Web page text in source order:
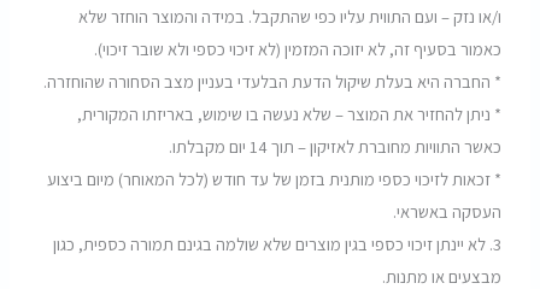
ו/או נזק – ועם התווית עליו כפי שהתקבל. במידה והמוצר הוחזר שלא
כאמור בסעיף זה, לא יזוכה המזמין (לא זיכוי כספי ולא שובר זיכוי).
* החברה היא בעלת שיקול הדעת הבלעדי בעניין מצב הסחורה שהוחזרה.
* ניתן להחזיר את המוצר – שלא נעשה בו שימוש, באריזתו המקורית,
כאשר התוויות מחוברת לאזיקון – תוך 14 יום מקבלתו
.
*זכאות לזיכוי כספי מותנית בזמן של עד חודש (לכל המאוחר) מיום ביצוע
העסקה באשראי.
3. לא יינתן זיכוי כספי בגין מוצרים שלא שולמה בגינם תמורה כספית, כגון
מבצעים או מתנות.